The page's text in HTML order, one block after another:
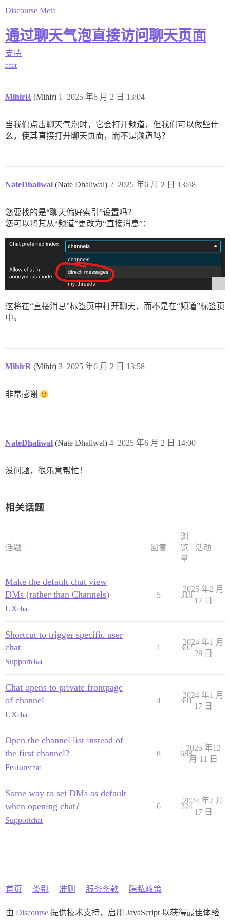
Discourse Meta
通过聊天气泡直接访问聊天页面
支持
chat
MihirR (Mihir) 2025 年6 月 2 日 13:04
1
当我们点击聊天气泡时，它会打开频道，但我们可以做些什
么，使其直接打开聊天页面，而不是频道吗？
NateDhaliwal (Nate Dhaliwal) 2025 年6 月 2 日 13:48
2
您要找的是“聊天偏好索引”设置吗？
您可以将其从“频道”更改为“直接消息”：
这将在“直接消息”标签页中打开聊天，而不是在“频道”标签页
中。
MihirR (Mihir) 2025 年6 月 2 日 13:58
3
非常感谢
NateDhaliwal (Nate Dhaliwal) 2025 年6 月 2 日 14:00
4
没问题，很乐意帮忙！
相关话题
话题 回复
浏
览
量
活动
Make the default chat view
DMs (rather than Channels)
UXchat
5 318
2025 年2 月
17 日
Shortcut to trigger specific user
chat
Supportchat
1 302
2024 年1 月
28 日
Chat opens to private frontpage
of channel
UXchat
4 391
2024 年1 月
17 日
Open the channel list instead of
the first channel?
Featurechat
8 688
2025 年12
月 11 日
Some way to set DMs as default
when opening chat?
Supportchat
6 224
2024 年7 月
17 日
首页 类别 准则 服务条款 隐私政策
由 Discourse提供技术支持，启用 JavaScript 以获得最佳体验